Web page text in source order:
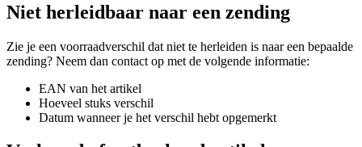
Niet herleidbaar naar een zending
Zie je een voorraadverschil dat niet te herleiden is naar een bepaalde
zending? Neem dan contact op met de volgende informatie:
EAN van het artikel
Hoeveel stuks verschil
Datum wanneer je het verschil hebt opgemerkt